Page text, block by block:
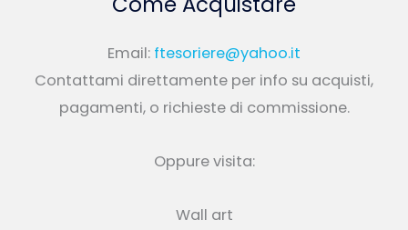
Email: ftesoriere@yahoo.it
Contattami direttamente per info su acquisti,
pagamenti, o richieste di commissione.
Oppure visita:
Wall art